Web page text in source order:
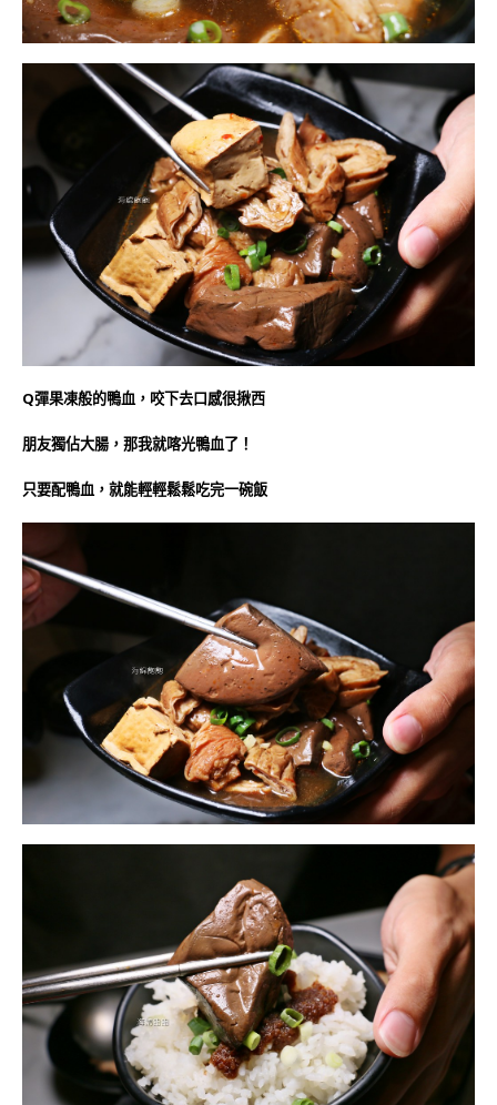
Q彈果凍般的鴨血，咬下去口感很揪西
朋友獨佔大腸，那我就喀光鴨血了！
只要配鴨血，就能輕輕鬆鬆吃完一碗飯